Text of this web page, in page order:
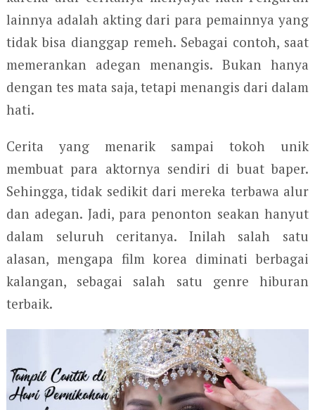
lainnya adalah akting dari para pemainnya yang
tidak bisa dianggap remeh. Sebagai contoh, saat
memerankan adegan menangis. Bukan hanya
dengan tes mata saja, tetapi menangis dari dalam
hati.
Cerita yang menarik sampai tokoh unik
membuat para aktornya sendiri di buat baper.
Sehingga, tidak sedikit dari mereka terbawa alur
dan adegan. Jadi, para penonton seakan hanyut
dalam seluruh ceritanya. Inilah salah satu
alasan, mengapa film korea diminati berbagai
kalangan, sebagai salah satu genre hiburan
terbaik.